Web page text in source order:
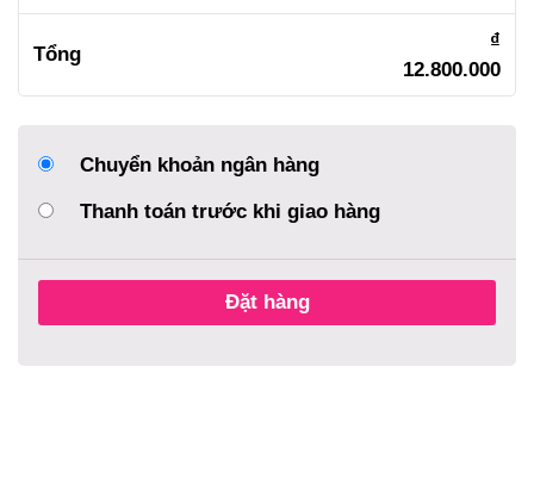
Tổng
₫
12.800.000
Chuyển khoản ngân hàng
Thanh toán trước khi giao hàng
Đặt hàng